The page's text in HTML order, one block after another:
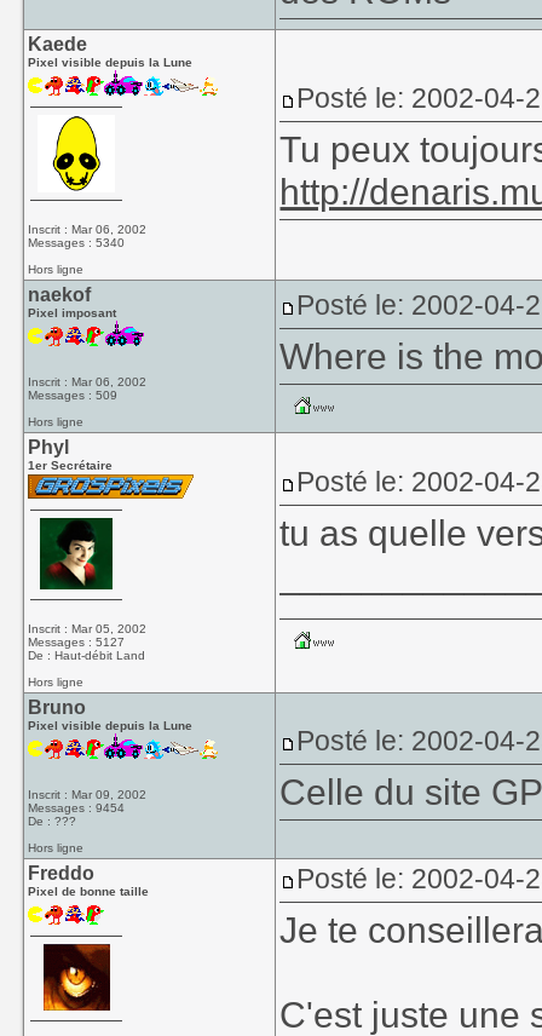
Kaede
Pixel visible depuis la Lune
Inscrit : Mar 06, 2002
Messages : 5340
Hors ligne
Posté le: 2002-04-
Tu peux
http://
naekof
Pixel imposant
Inscrit : Mar 06, 2002
Messages : 509
Hors ligne
Posté le: 2002-04-
Where is the
Phyl
1er Secrétaire
Inscrit : Mar 05, 2002
Messages : 5127
De : Haut-débit Land
Hors ligne
Posté le: 2002-04-
tu as quelle
Bruno
Pixel visible depuis la Lune
Inscrit : Mar 09, 2002
Messages : 9454
De : ???
Hors ligne
Posté le: 2002-04-
Celle du site
Freddo
Pixel de bonne taille Posté le: 2002-04-
Je te
C'est juste une